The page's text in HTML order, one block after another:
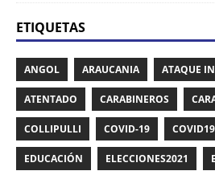
ETIQUETAS
ANGOL ARAUCANIA ATAQUE
ATENTADO CARABINEROS
COLLIPULLI COVID-19 COVID19
EDUCACIÓN ELECCIONES2021